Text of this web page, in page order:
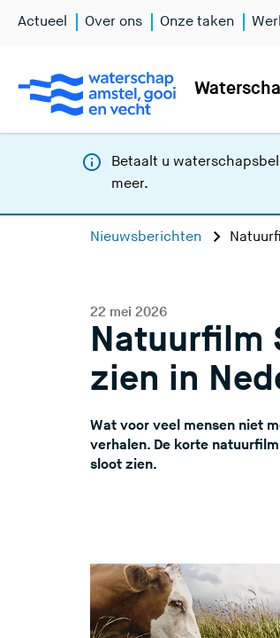
Actueel Over ons Onze taken
Betaalt u
meer.
Nieuwsberichten
Natuurfilm
zien in
22 mei 2026
Wat voor veel mensen niet
verhalen. De korte
sloot zien.